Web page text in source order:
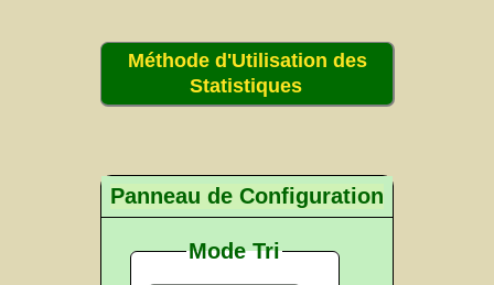
Méthode d'Utilisation des
Statistiques
Panneau de Configuration
Mode Tri